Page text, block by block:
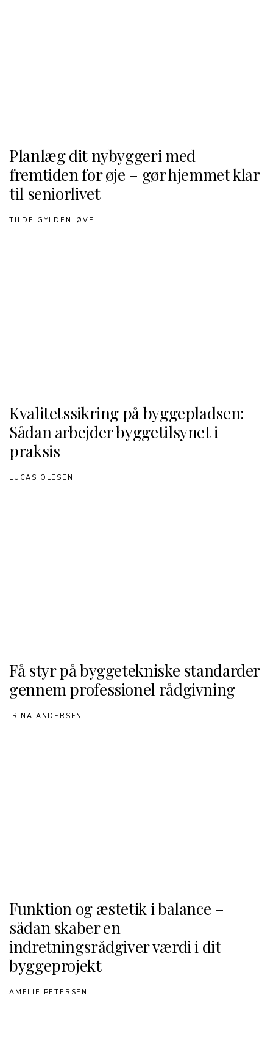
Planlæg dit nybyggeri med
fremtiden for øje – gør hjemmet klar
til seniorlivet
TILDE GYLDENLØVE
Kvalitetssikring på byggepladsen:
Sådan arbejder byggetilsynet i
praksis
LUCAS OLESEN
Få styr på byggetekniske standarder
gennem professionel rådgivning
IRINA ANDERSEN
Funktion og æstetik i balance –
sådan skaber en
indretningsrådgiver værdi i dit
byggeprojekt
AMELIE PETERSEN